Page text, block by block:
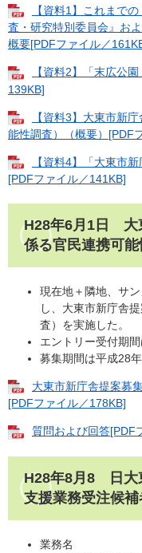
【資料1】これまで
査・研究特別委員会』お
概要[PDFファイル／
【資料2】「末広公
139KB]
【資料3】大東市新
能性調査）（概要）[PDF
【資料4】「大東市
[PDFファイル／141KB]
H28年6月1日 大
係る官民連携可能
現在地＋隣地、サ
し、大東市新庁舎
査）を実施した。
エントリー受付期
募集期間は平成28
大東市新庁舎提案募
[PDFファイル／178KB]
質問および回答[PDF
H28年8月8 日大
支援業務受注候補
業務名